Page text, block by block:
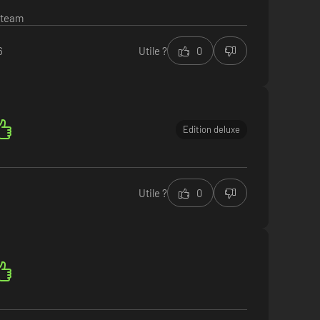
Utile ? 0
Edition deluxe
Utile ? 0